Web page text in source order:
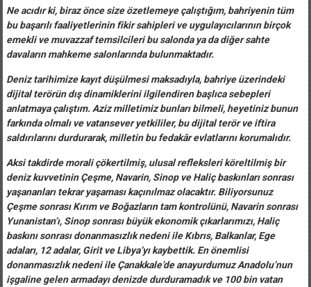
Ne acıdır ki, biraz önce size özetlemeye çalıştığım, bahriyenin tüm
bu başarılı faaliyetlerinin fikir sahipleri ve uygulayıcılarının birçok
emekli ve muvazzaf temsilcileri bu salonda ya da diğer sahte
davaların mahkeme salonlarında bulunmaktadır.
Deniz tarihimize kayıt düşülmesi maksadıyla, bahriye üzerindeki
dijital terörün dış dinamiklerini ilgilendiren başlıca sebepleri
anlatmaya çalıştım. Aziz milletimiz bunları bilmeli, heyetiniz bunun
farkında olmalı ve vatansever yetkililer, bu dijital terör ve iftira
saldırılarını durdurarak, milletin bu fedakâr evlatlarını korumalıdır.
Aksi takdirde morali çökertilmiş, ulusal refleksleri köreltilmiş bir
deniz kuvvetinin Çeşme, Navarin, Sinop ve Haliç baskınları sonrası
yaşananları tekrar yaşaması kaçınılmaz olacaktır. Biliyorsunuz
Çeşme sonrası Kırım ve Boğazların tam kontrolünü, Navarin sonrası
Yunanistan’ı, Sinop sonrası büyük ekonomik çıkarlarımızı, Haliç
baskını sonrası donanmasızlık nedeni ile Kıbrıs, Balkanlar, Ege
adaları, 12 adalar, Girit ve Libya’yı kaybettik. En önemlisi
donanmasızlık nedeni ile Çanakkale’de anayurdumuz Anadolu’nun
işgaline gelen armadayı denizde durduramadık ve 100 bin vatan